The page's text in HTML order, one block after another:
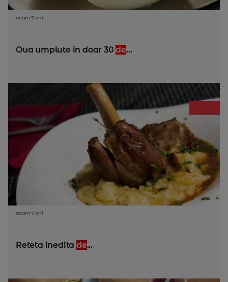
acum 7 ani
Oua umplute in doar 30de...
acum 7 ani
Reteta ineditade...